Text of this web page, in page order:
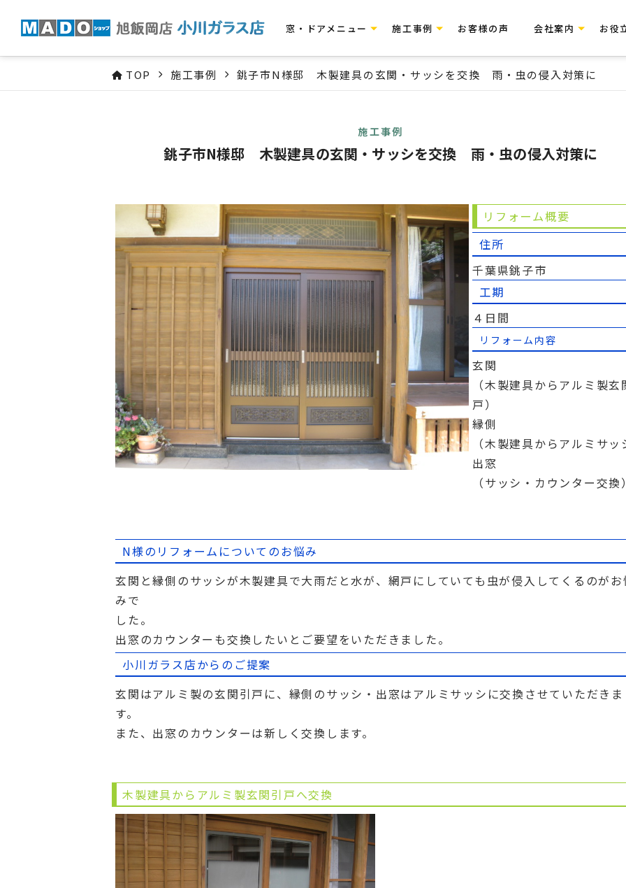
窓・ドアメニュー 施工事例 お客様の声 会社案内 お役
TOP 施工事例 銚子市N様邸 木製建具の玄関・サッシを交換 雨・虫の侵入対策に
施工事例
銚子市N様邸 木製建具の玄関・サッシを交換 雨・虫の侵入対策に
リフォーム概要
住所
千葉県銚子市
工期
４日間
リフォーム内容
玄関
（木製建具からアルミ製玄
戸）
縁側
（木製建具からアルミサッ
出窓
（サッシ・カウンター交換
N様のリフォームについてのお悩み
玄関と縁側のサッシが木製建具で大雨だと水が、網戸にしていても虫が侵入してくるのが
みで
した。
出窓のカウンターも交換したいとご要望をいただきました。
小川ガラス店からのご提案
玄関はアルミ製の玄関引戸に、縁側のサッシ・出窓はアルミサッシに交換させていただきま
す。
また、出窓のカウンターは新しく交換します。
木製建具からアルミ製玄関引戸へ交換